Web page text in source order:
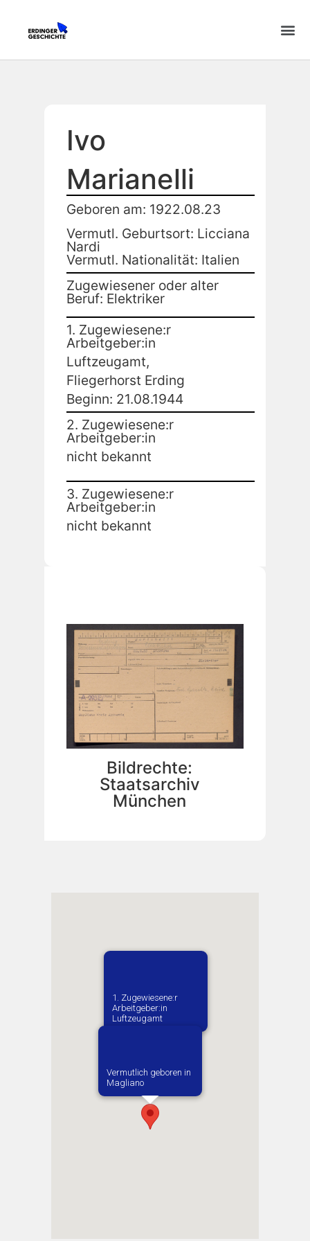
Ivo
Marianelli
Geboren am: 1922.08.23
Vermutl. Geburtsort: Licciana
Nardi
Vermutl. Nationalität: Italien
Zugewiesener oder alter
Beruf: Elektriker
1. Zugewiesene:r
Arbeitgeber:in
Luftzeugamt,
Fliegerhorst Erding
Beginn: 21.08.1944
2. Zugewiesene:r
Arbeitgeber:in
nicht bekannt
3. Zugewiesene:r
Arbeitgeber:in
nicht bekannt
Bildrechte:
Staatsarchiv
München
Vermutlich geboren in
Magliano
1. Zugewiesene:r
Arbeitgeber:in​
Luftzeugamt